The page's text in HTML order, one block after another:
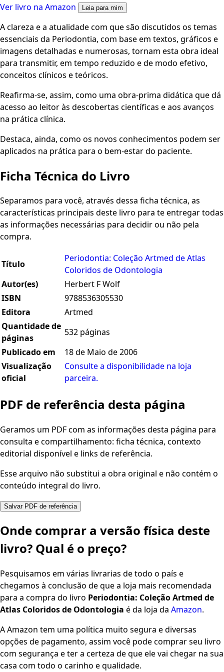
Ver livro na Amazon Leia para mim
A clareza e a atualidade com que são discutidos os temas
essenciais da Periodontia, com base em textos, gráficos e
imagens detalhadas e numerosas, tornam esta obra ideal
para transmitir, em tempo reduzido e de modo efetivo,
conceitos clínicos e teóricos.
Reafirma-se, assim, como uma obra-prima didática que dá
acesso ao leitor às descobertas científicas e aos avanços
na prática clínica.
Destaca, ainda, como os novos conhecimentos podem ser
aplicados na prática para o bem-estar do paciente.
Ficha Técnica do Livro
Separamos para você, através dessa ficha técnica, as
características principais deste livro para te entregar todas
as informações necessárias para decidir ou não pela
compra.
Título
Periodontia: Coleção Artmed de Atlas
Coloridos de Odontologia
Autor(es)
Herbert F Wolf
ISBN
9788536305530
Editora
Artmed
Quantidade de
páginas
532 páginas
Publicado em
18 de Maio de 2006
Visualização
oficial
Consulte a disponibilidade na loja
parceira.
PDF de referência desta página
Geramos um PDF com as informações desta página para
consulta e compartilhamento: ficha técnica, contexto
editorial disponível e links de referência.
Esse arquivo não substitui a obra original e não contém o
conteúdo integral do livro.
Salvar PDF de referência
Onde comprar a versão física deste
livro? Qual é o preço?
Pesquisamos em várias livrarias de todo o país e
chegamos à conclusão de que a loja mais recomendada
para a compra do livro Periodontia: Coleção Artmed de
Atlas Coloridos de Odontologia é da loja da Amazon.
A Amazon tem uma política muito segura e diversas
opções de pagamento, assim você pode comprar seu livro
com segurança e ter a certeza de que ele vai chegar na sua
casa com todo o carinho e qualidade.